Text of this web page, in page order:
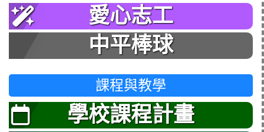
愛心志工
中平棒球
課程與教學
學校課程計畫